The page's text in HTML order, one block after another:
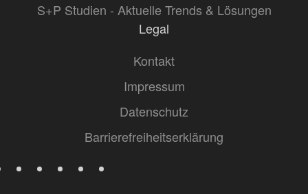
S+P Studien - Aktuelle Trends & Lösungen
Legal
Kontakt
Impressum
Datenschutz
Barrierefreiheitserklärung